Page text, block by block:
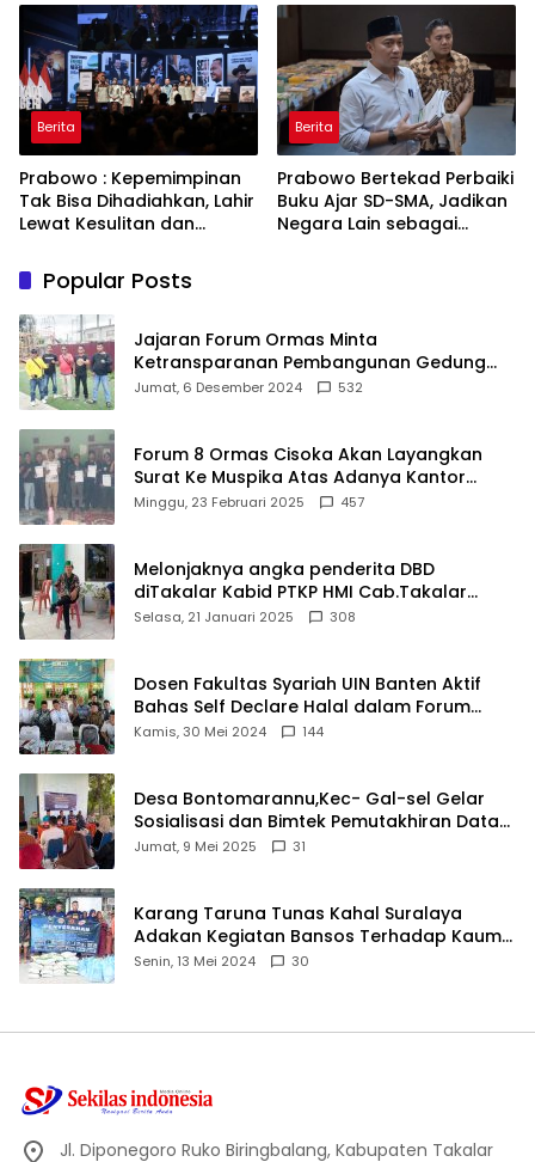
Babakan Madang
ASRI
Berita
Prabowo : Kepemimpinan
Tak Bisa Dihadiahkan, Lahir
Lewat Kesulitan dan
Berita
Prabowo Bertekad Perbaiki
Buku Ajar SD-SMA, Jadikan
Negara Lain sebagai
Popular Posts
Jajaran Forum Ormas Minta
Ketransparanan Pembangunan Gedung
Damkar Di Kecamatan Cisoka
Jumat, 6 Desember 2024 532
Forum 8 Ormas Cisoka Akan Layangkan
Surat Ke Muspika Atas Adanya Kantor
Matel di Cisoka
Minggu, 23 Februari 2025 457
Melonjaknya angka penderita DBD
diTakalar Kabid PTKP HMI Cab.Takalar
angkat bicara
Selasa, 21 Januari 2025 308
Dosen Fakultas Syariah UIN Banten Aktif
Bahas Self Declare Halal dalam Forum
Ijtima Ulama MUI
Kamis, 30 Mei 2024 144
Desa Bontomarannu,Kec- Gal-sel Gelar
Sosialisasi dan Bimtek Pemutakhiran Data
ID
Jumat, 9 Mei 2025 31
Karang Taruna Tunas Kahal Suralaya
Adakan Kegiatan Bansos Terhadap Kaum
Dhuafa dan Anak Yatim-Piatu
Senin, 13 Mei 2024 30
Jl. Diponegoro Ruko Biringbalang, Kabupaten Takalar